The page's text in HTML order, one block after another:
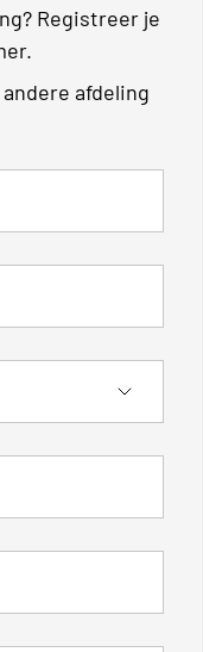
Registreer je
afdeling